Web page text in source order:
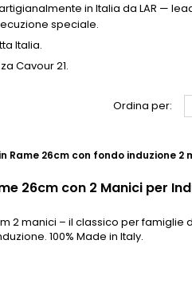
in Italia da LAR —
speciale.
Italia.
Cavour 21.
Ordina per:
Rame 26cm con fondo induzione 2
26cm con 2 Manici per
2 manici – il classico per famiglie
100% Made in Italy.